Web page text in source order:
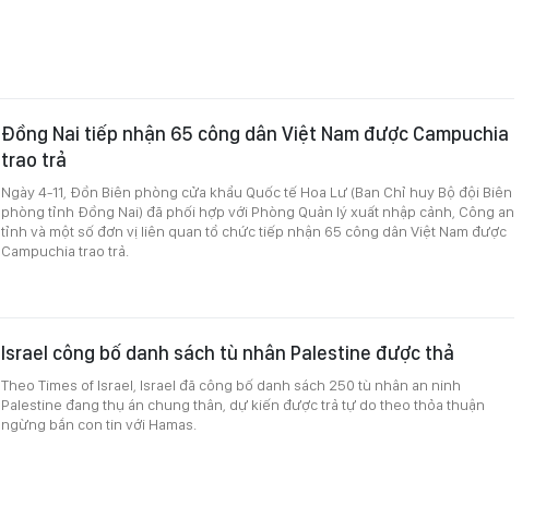
Đồng Nai tiếp nhận 65 công dân Việt Nam được Campuchia
trao trả
Ngày 4-11, Đồn Biên phòng cửa khẩu Quốc tế Hoa Lư (Ban Chỉ huy Bộ đội Biên
phòng tỉnh Đồng Nai) đã phối hợp với Phòng Quản lý xuất nhập cảnh, Công an
tỉnh và một số đơn vị liên quan tổ chức tiếp nhận 65 công dân Việt Nam được
Campuchia trao trả.
Israel công bố danh sách tù nhân Palestine được thả
Theo Times of Israel, Israel đã công bố danh sách 250 tù nhân an ninh
Palestine đang thụ án chung thân, dự kiến được trả tự do theo thỏa thuận
ngừng bắn con tin với Hamas.